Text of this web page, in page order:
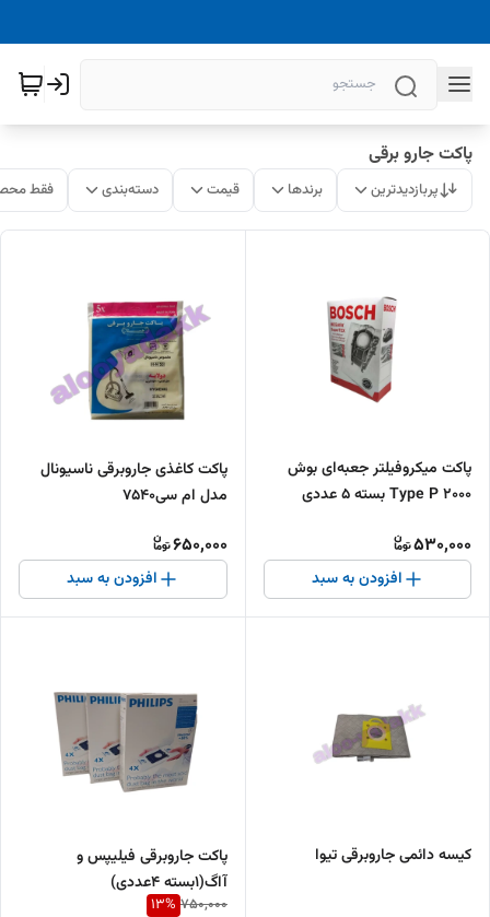
پاکت جارو برقی
پربازدیدترین برندها قیمت دسته‌بندی فقط
پاکت میکروفیلتر جعبه‌ای بوش
2000 Type P بسته ۵ عددی
530,000
افزودن به سبد
پاکت کاغذی جاروبرقی ناسیونال
مدل ام سی7540
650,000
افزودن به سبد
کیسه دائمی جاروبرقی تیوا
پاکت جاروبرقی فیلیپس و
آاگ(۱بسته ۴عددی)
750,000
13%